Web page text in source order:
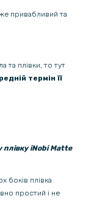
привабливий та
та плівки, то тут
термін її
плівку iNobi Matte
боків плівка
простий і не